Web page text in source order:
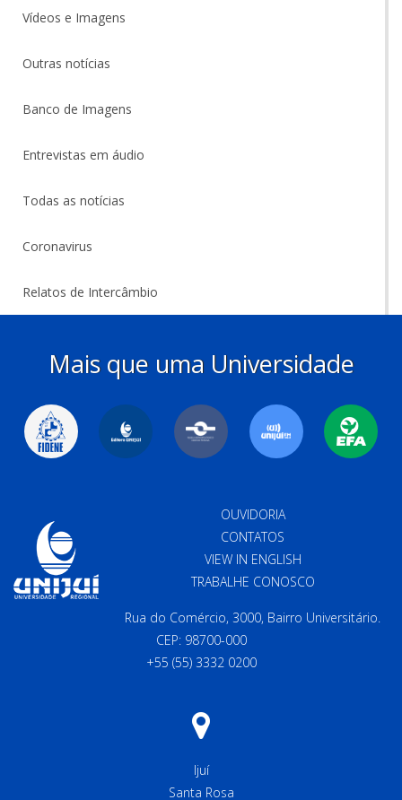
Vídeos e Imagens
Outras notícias
Banco de Imagens
Entrevistas em áudio
Todas as notícias
Coronavirus
Relatos de Intercâmbio
Mais que uma Universidade
OUVIDORIA
CONTATOS
VIEW IN ENGLISH
TRABALHE CONOSCO
Rua do Comércio, 3000, Bairro Universitário.
CEP: 98700-000
+55 (55) 3332 0200
Ijuí
Santa Rosa